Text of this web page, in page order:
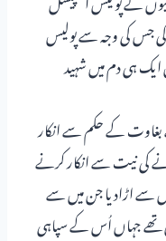
ایف ۱۶ سے بمباری کی جس کی وجہ سے پولیس
ایک ہی دم میں شہید
بغاوت کے حکم سے انکار
کی نیت سے انکار کرنے
سے اڑادیا جن میں سے
تھے جہاں اُس کے سپاہی